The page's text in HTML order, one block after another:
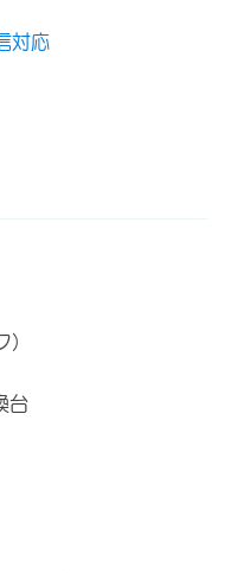
対応
）
台